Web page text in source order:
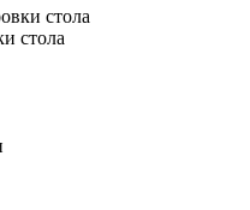
стола
стола